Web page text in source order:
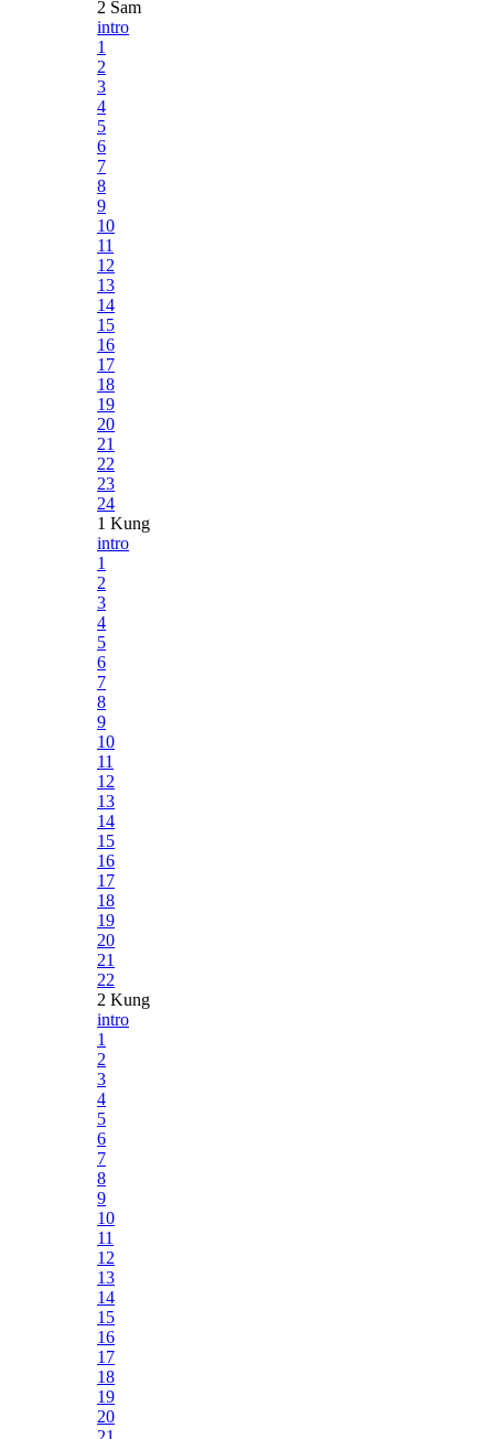
2 Sam
intro
1
2
3
4
5
6
7
8
9
10
11
12
13
14
15
16
17
18
19
20
21
22
23
24
1 Kung
intro
1
2
3
4
5
6
7
8
9
10
11
12
13
14
15
16
17
18
19
20
21
22
2 Kung
intro
1
2
3
4
5
6
7
8
9
10
11
12
13
14
15
16
17
18
19
20